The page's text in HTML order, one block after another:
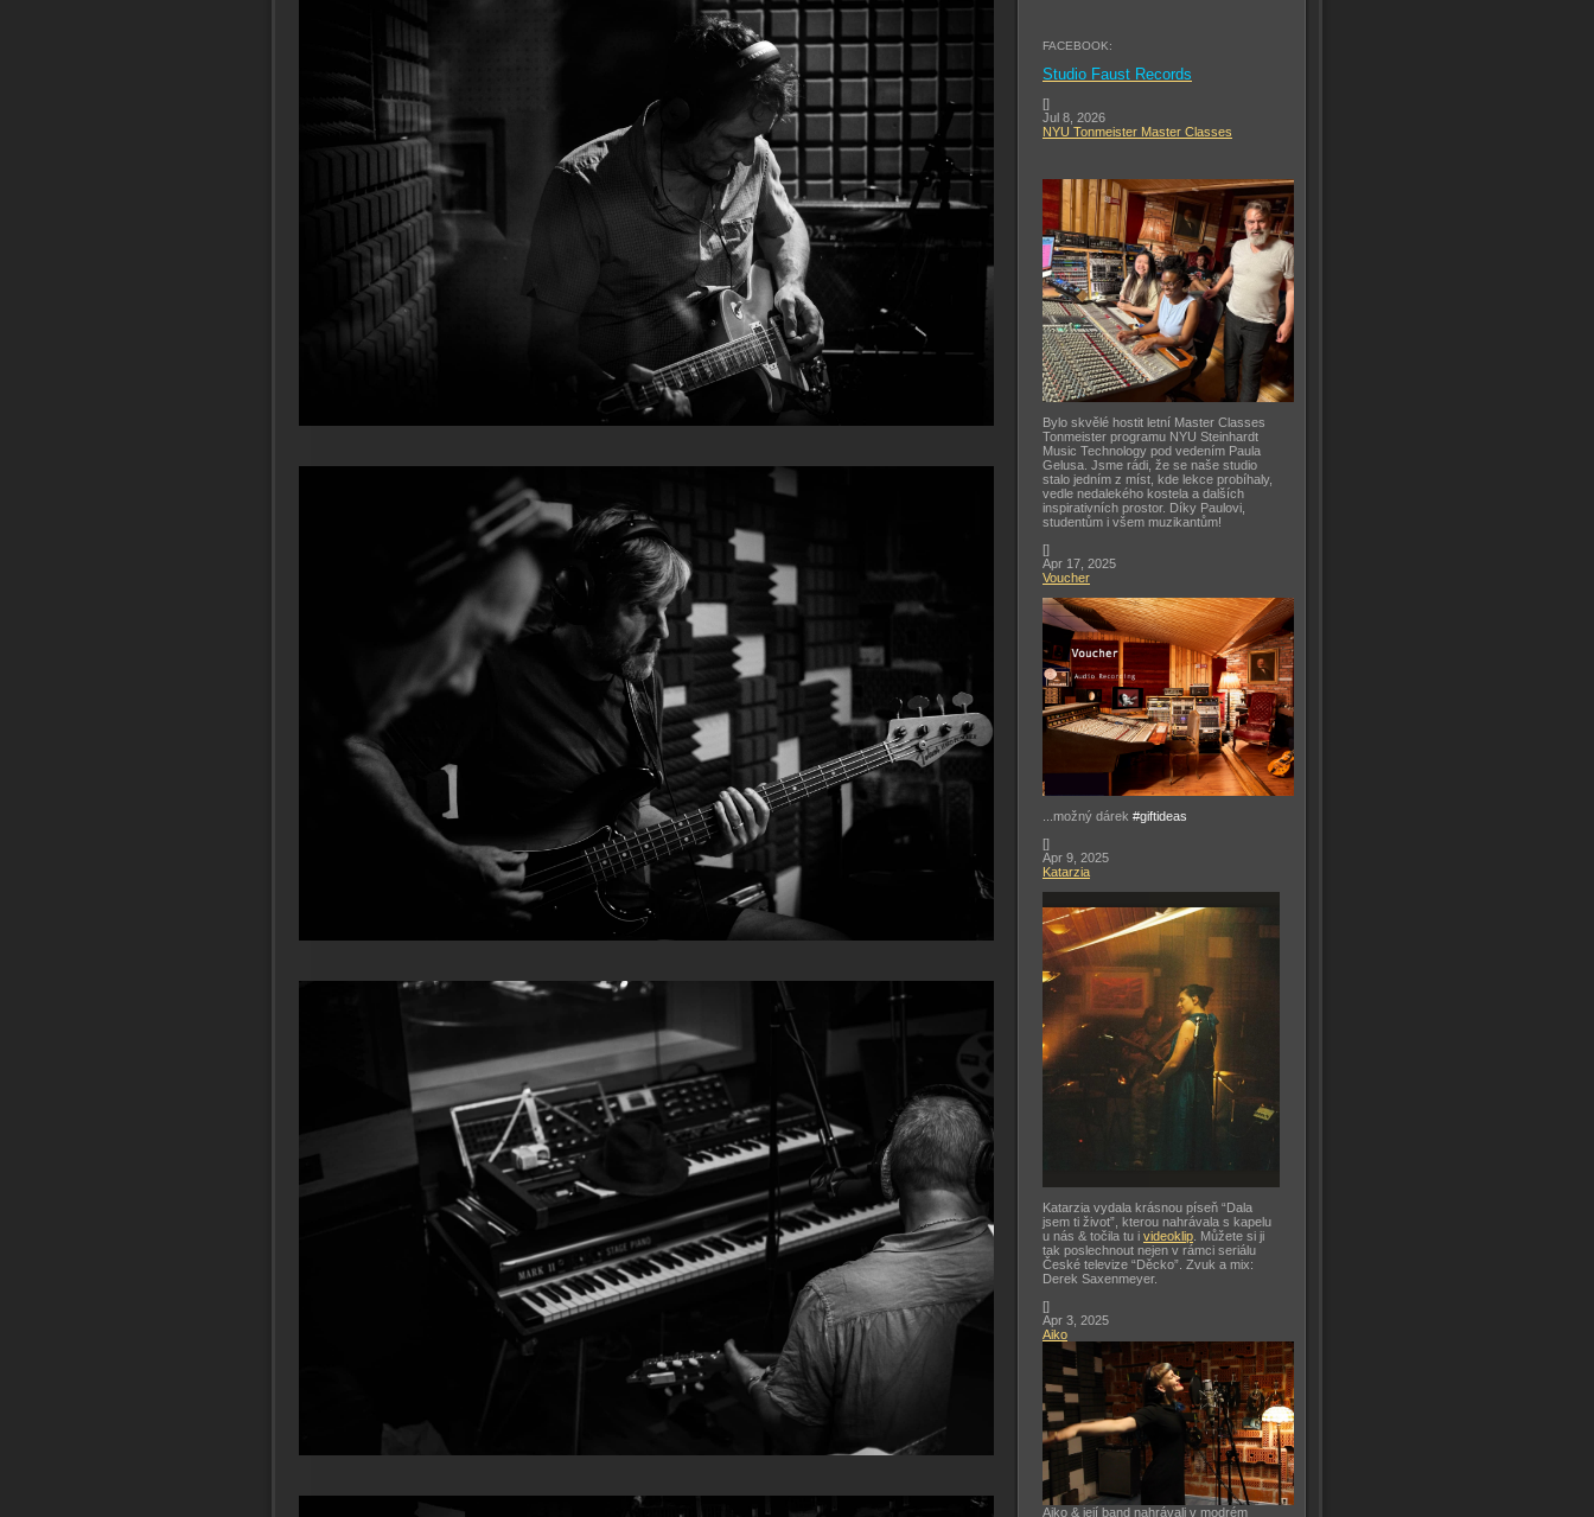
FACEBOOK:
Studio Faust Records
[]
Jul 8, 2026
NYU Tonmeister Master Classes
Bylo skvělé hostit letní Master Classes
Tonmeister programu NYU Steinhardt
Music Technology pod vedením Paula
Gelusa. Jsme rádi, že se naše studio
stalo jedním z míst, kde lekce probíhaly,
vedle nedalekého kostela a dalších
inspirativních prostor. Díky Paulovi,
studentům i všem muzikantům!
[]
Apr 17, 2025
Voucher
...možný dárek #giftideas
[]
Apr 9, 2025
Katarzia
Katarzia vydala krásnou píseň “Dala
jsem ti život”, kterou nahrávala s kapelu
u nás & točila tu i videoklip . Můžete si ji
tak poslechnout nejen v rámci seriálu
České televize “Děcko”. Zvuk a mix:
Derek Saxenmeyer.
[]
Apr 3, 2025
Aiko
Aiko & její band nahrávali v modrém